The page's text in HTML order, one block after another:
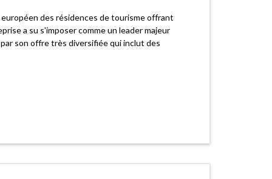
des résidences de tourisme offrant
a su s'imposer comme un leader majeur
son offre très diversifiée qui inclut des